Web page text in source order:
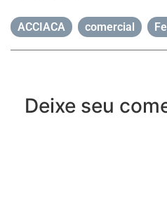
ACCIACA comercial
Deixe seu